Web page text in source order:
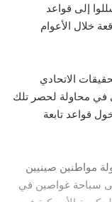
إلى قواعد
الولايات المتحدة في نحو 100 واقعة خلال الأعوام
الاتحادي
في محاولة لحصر تلك
قواعد تابعة
مواطنين صينيين
سباحة غواصين في